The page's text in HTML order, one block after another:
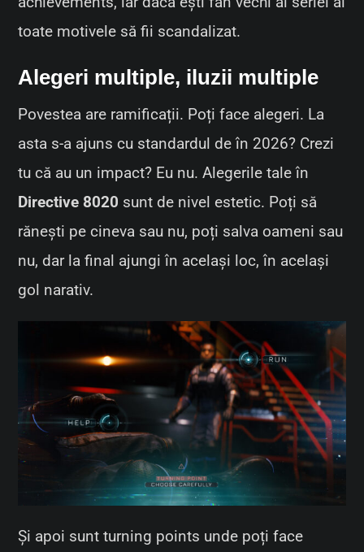
toate motivele să fii scandalizat.
Alegeri multiple, iluzii multiple
Povestea are ramificații. Poți face alegeri. La
asta s-a ajuns cu standardul de în 2026? Crezi
tu că au un impact? Eu nu. Alegerile tale în
Directive 8020 sunt de nivel estetic. Poți să
rănești pe cineva sau nu, poți salva oameni sau
nu, dar la final ajungi în același loc, în același
gol narativ.
Și apoi sunt turning points unde poți face